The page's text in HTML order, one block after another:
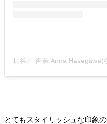
とてもスタイリッシュな印象の